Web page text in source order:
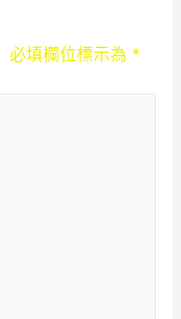
必填欄位標示為 *